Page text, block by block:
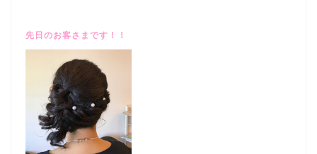
先日のお客さまです！！